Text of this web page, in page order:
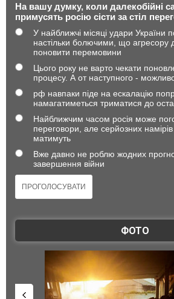
На вашу думку, коли далекобійні
примусять росію сісти за стіл
У найближчі місяці удари України
настільки болючими, що агресору
поновити перемовини
Цього року не варто чекати
процесу. А от наступного -
рф навпаки піде на ескалацію
намагатиметься триматися до
Найближчим часом росія може
переговори, але серйозних
матимуть
Вже давно не роблю жодних
завершення війни
ФОТО